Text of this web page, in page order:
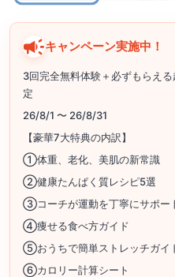
キャンペーン実施中！
3回完全無料体験＋必ずもらえ
定
26/8/1 〜 26/8/31
【豪華7大特典の内訳】
①体重、老化、美肌の新常識
②健康たんぱく質レシピ5選
③コーチが運動を丁寧にサポー
④痩せる食べ方ガイド
⑤おうちで簡単ストレッチガイ
⑥カロリー計算シート